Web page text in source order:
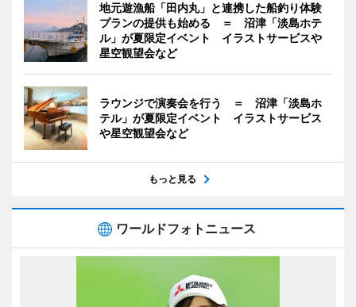
地元遊漁船「田内丸」と連携した船釣り体験
プランの提供も始める ＝ 沼津「淡島ホテ
ル」が夏限定イベント イラストサービスや
星空観望会など
ラウンジで演奏会を行う ＝ 沼津「淡島ホ
テル」が夏限定イベント イラストサービス
や星空観望会など
もっと見る
ワールドフォトニュース